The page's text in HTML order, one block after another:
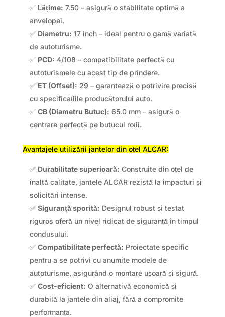
✅ Lățime: 7.50 – asigură o stabilitate optimă a
anvelopei.
✅ Diametru: 17 inch – ideal pentru o gamă variată
de autoturisme.
✅ PCD: 4/108 – compatibilitate perfectă cu
autoturismele cu acest tip de prindere.
✅ ET (Offset): 29 – garantează o potrivire precisă
cu specificațiile producătorului auto.
✅ CB (Diametru Butuc): 65.0 mm – asigură o
centrare perfectă pe butucul roții.
Avantajele utilizării jantelor din oțel ALCAR:
✅ Durabilitate superioară: Construite din oțel de
înaltă calitate, jantele ALCAR rezistă la impacturi și
solicitări intense.
✅ Siguranță sporită: Designul robust și testat
riguros oferă un nivel ridicat de siguranță în timpul
condusului.
✅ Compatibilitate perfectă: Proiectate specific
pentru a se potrivi cu anumite modele de
autoturisme, asigurând o montare ușoară și sigură.
✅ Cost-eficient: O alternativă economică și
durabilă la jantele din aliaj, fără a compromite
performanța.